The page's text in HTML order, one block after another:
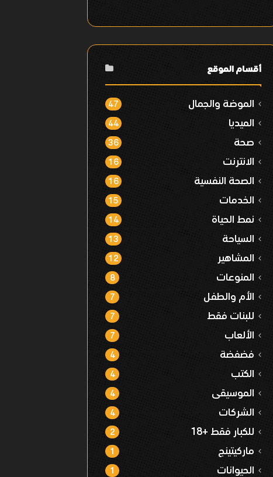
أقسام الموقع
الموضة والجمال 47
الميديا 44
صحة 36
الانترنت 16
الصحة النفسية 16
الخدمات 15
نمط الحياة 14
السياحة 13
المشاهير 12
المنوعات 8
الأم والطفل 7
للبنات فقط 7
الألعاب 7
فضفضة 4
الكتب 4
الموسيقى 4
الشركات 4
للكبار فقط +18 2
ماركيتينج 1
الحيوانات 1